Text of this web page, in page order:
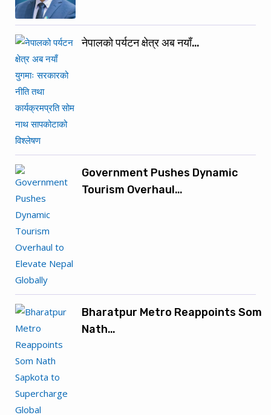
नेपालको पर्यटन क्षेत्र अब नयाँ…
Government Pushes Dynamic
Tourism Overhaul…
Bharatpur Metro Reappoints Som
Nath…